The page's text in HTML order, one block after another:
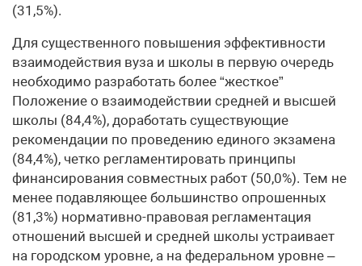
(31,5%).
Для существенного повышения эффективности
взаимодействия вуза и школы в первую очередь
необходимо разработать более “жесткое”
Положение о взаимодействии средней и высшей
школы (84,4%), доработать существующие
рекомендации по проведению единого экзамена
(84,4%), четко регламентировать принципы
финансирования совместных работ (50,0%). Тем не
менее подавляющее большинство опрошенных
(81,3%) нормативно-правовая регламентация
отношений высшей и средней школы устраивает
на городском уровне, а на федеральном уровне –